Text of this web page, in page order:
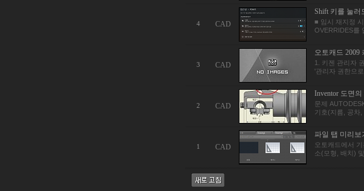
4 CAD
Shift 키를 눌러
■ 임시 재지정
OVERRIDES를
3 CAD
오토캐드 2009
1. 키젠 관리자
'관리자 권한으
2 CAD
Inventor 도면
문제
기호(지름, 공차,
1 CAD
파일 탭 미리보
오토캐드에서
소(모형, 배치)